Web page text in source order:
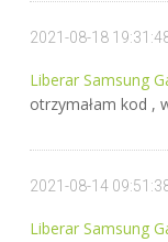
2021-08-18
Liberar Samsung
otrzymałam kod ,
2021-08-14
Liberar Samsung